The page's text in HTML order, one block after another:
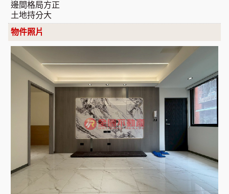
邊間格局方正
土地持分大
物件照片